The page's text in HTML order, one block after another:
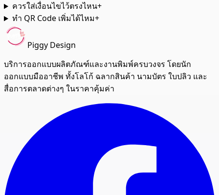
ควรใส่เงื่อนไขไว้ตรงไหน+
ทำ QR Code เพิ่มได้ไหม+
Piggy Design
บริการออกแบบผลิตภัณฑ์และงานพิมพ์ครบวงจร โดยนัก
ออกแบบมืออาชีพ ทั้งโลโก้ ฉลากสินค้า นามบัตร ใบปลิว และ
สื่อการตลาดต่างๆ ในราคาคุ้มค่า